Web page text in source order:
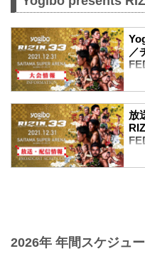
／
現
大
名
予
放
試
2026年 年間スケジュ